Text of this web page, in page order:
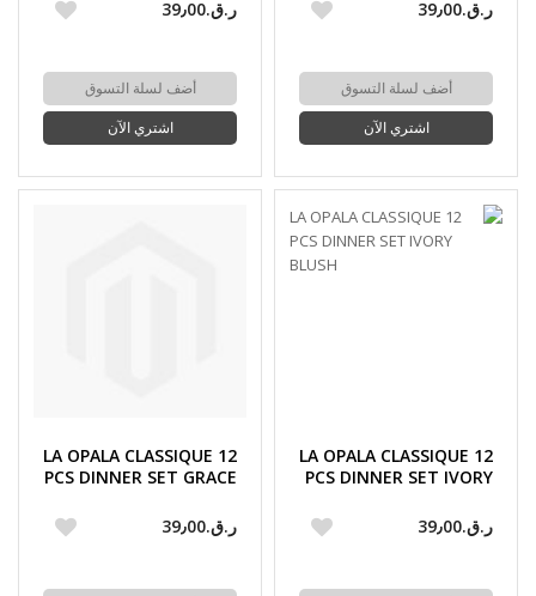
ر.ق.‏39٫00
أضف لسلة التسوق
اشتري الآن
ر.ق.‏39٫00
أضف لسلة التسوق
اشتري الآن
LA OPALA CLASSIQUE 12
PCS DINNER SET IVORY
ر.ق.‏39٫00
LA OPALA CLASSIQUE 12
PCS DINNER SET GRACE
ر.ق.‏39٫00